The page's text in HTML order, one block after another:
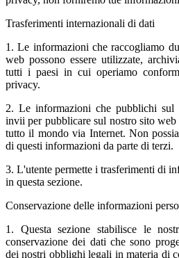
Trasferimenti internazionali di dati
1. Le informazioni che raccogliamo
web possono essere utilizzate,
tutti i paesi in cui operiamo
privacy.
2. Le informazioni che pubblichi sul
invii per pubblicare sul nostro sito
tutto il mondo via Internet. Non
di questi informazioni da parte di terzi.
3. L'utente permette i trasferimenti di
in questa sezione.
Conservazione delle informazioni
1. Questa sezione stabilisce le
conservazione dei dati che sono
dei nostri obblighi legali in materia di